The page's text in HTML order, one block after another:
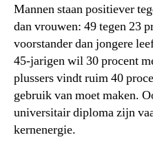
Mannen staan positiever
dan vrouwen: 49 tegen 23
voorstander dan jongere
45-jarigen wil 30 procent
plussers vindt ruim 40
gebruik van moet maken.
universitair diploma zijn
kernenergie.